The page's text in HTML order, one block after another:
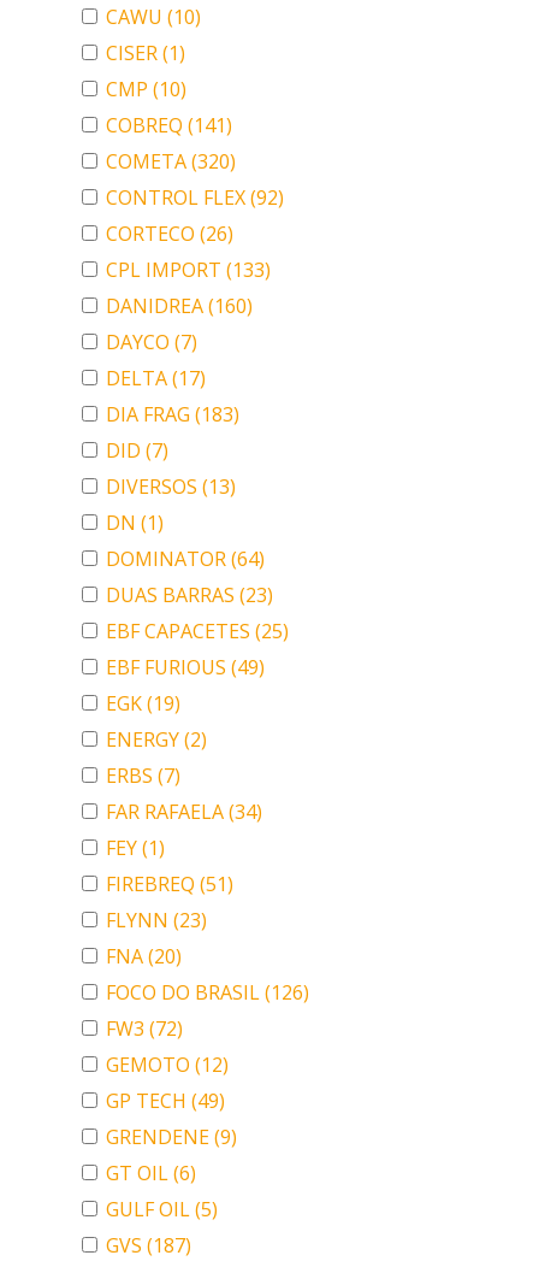
CAWU (10)
CISER(1)
CMP (10)
COBREQ (141)
COMETA(320)
CONTROL FLEX(92)
CORTECO (26)
CPL IMPORT (133)
DANIDREA(160)
DAYCO (7)
DELTA(17)
DIA FRAG (183)
DID (7)
DIVERSOS (13)
DN (1)
DOMINATOR(64)
DUAS BARRAS (23)
EBF CAPACETES (25)
EBF FURIOUS (49)
EGK(19)
ENERGY(2)
ERBS (7)
FAR RAFAELA(34)
FEY(1)
FIREBREQ (51)
FLYNN (23)
FNA(20)
FOCO DO BRASIL(126)
FW3 (72)
GEMOTO (12)
GP TECH (49)
GRENDENE(9)
GT OIL(6)
GULF OIL(5)
GVS (187)